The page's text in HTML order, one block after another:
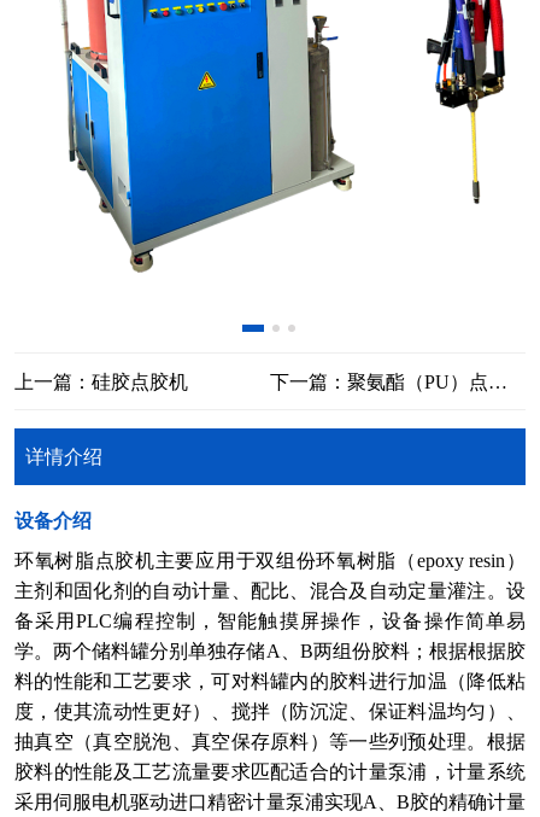
上一篇：硅胶点胶机 下一篇：聚氨酯（PU）点胶机
详情介绍
​设备介绍
环氧树脂点胶机主要应用于双组份环氧树脂（epoxy resin）
主剂和固化剂的自动计量、配比、混合及自动定量灌注。设
备采用PLC编程控制，智能触摸屏操作，设备操作简单易
学。两个储料罐分别单独存储A、B两组份胶料；根据根据胶
料的性能和工艺要求，可对料罐内的胶料进行加温（降低粘
度，使其流动性更好）、搅拌（防沉淀、保证料温均匀）、
抽真空（真空脱泡、真空保存原料）等一些列预处理。根据
胶料的性能及工艺流量要求匹配适合的计量泵浦，计量系统
采用伺服电机驱动进口精密计量泵浦实现A、B胶的精确计量